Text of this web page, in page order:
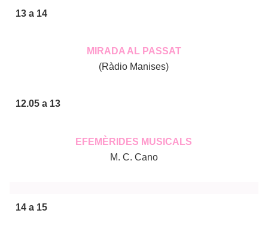
13 a 14
MIRADA AL PASSAT
(Ràdio Manises)
12.05 a 13
EFEMÈRIDES MUSICALS
M. C. Cano
14 a 15